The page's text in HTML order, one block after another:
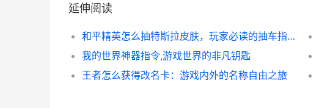
延伸阅读
和平精英怎么抽特斯拉皮肤，玩家必读的抽车指南
我的世界神器指令,游戏世界的非凡钥匙
王者怎么获得改名卡：游戏内外的名称自由之旅